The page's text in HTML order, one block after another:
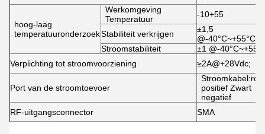
hoog-laag
temperatuuronderzoek
Werkomgeving
Temperatuur
-10+55
Stabiliteit verkrijgen
±1,5
@-40°C~+55°C
Stroomstabiliteit
±1 @-
Verplichting tot stroomvoorziening
≥2A@+28Vdc;
Port van de stroomtoevoer
positief Zwart
negatief
RF-uitgangsconnector
SMA